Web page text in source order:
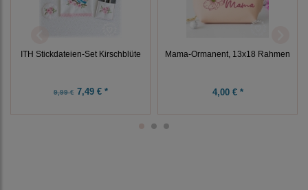
ITH Stickdateien-Set Kirschblüte
9,99 €7,49 € *
Mama-Ormanent, 13x18 Rahmen
4,00 € *